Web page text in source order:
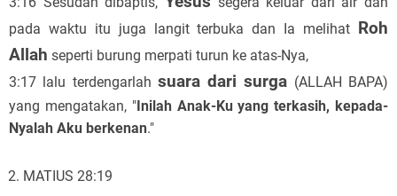
pada waktu itu juga langit terbuka dan Ia melihat Roh
Allah seperti burung merpati turun ke atas-Nya,
3:17 lalu terdengarlah suara dari surga (ALLAH BAPA)
yang mengatakan, "Inilah Anak-Ku yang terkasih, kepada-
Nyalah Aku berkenan."
MATIUS 28:19